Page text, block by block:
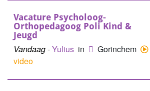
Vacature Psycholoog-
Orthopedagoog Poli Kind &
Jeugd
Vandaag-Yulius in
Gorinchem
video